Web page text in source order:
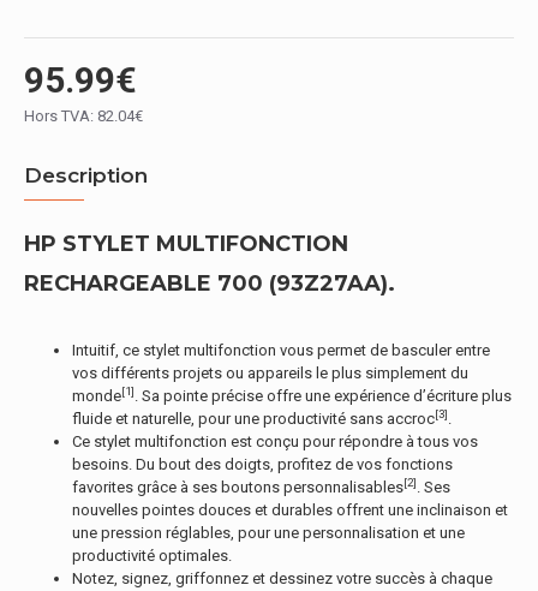
95.99€
Hors TVA: 82.04€
Description
HP STYLET MULTIFONCTION
RECHARGEABLE 700 (93Z27AA).
Intuitif, ce stylet multifonction vous permet de basculer entre
vos différents projets ou appareils le plus simplement du
monde[1]. Sa pointe précise offre une expérience d’écriture plus
fluide et naturelle, pour une productivité sans accroc[3].
Ce stylet multifonction est conçu pour répondre à tous vos
besoins. Du bout des doigts, profitez de vos fonctions
favorites grâce à ses boutons personnalisables[2]. Ses
nouvelles pointes douces et durables offrent une inclinaison et
une pression réglables, pour une personnalisation et une
productivité optimales.
Notez, signez, griffonnez et dessinez votre succès à chaque